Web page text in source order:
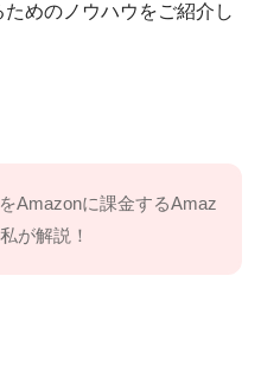
めのノウハウをご紹介し
Amazonに課金するAmaz
が解説！